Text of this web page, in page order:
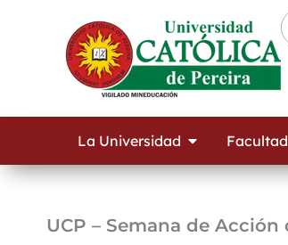
La Universidad Open La
UCP – Semana de Acción